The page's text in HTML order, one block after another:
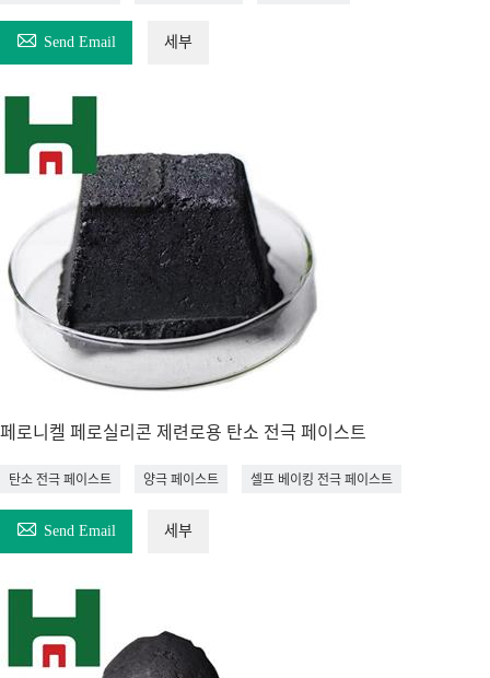
 Send Email 세부
페로니켈 페로실리콘 제련로용 탄소 전극 페이스트
탄소 전극 페이스트 양극 페이스트 셀프 베이킹 전극 페이스트
 Send Email 세부